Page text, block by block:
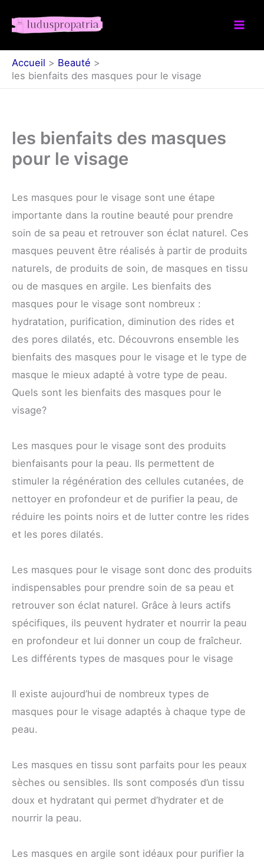
Accueil
Beauté
les bienfaits des masques pour le visage
les bienfaits des masques
pour le visage
Les masques pour le visage sont une étape
importante dans la routine beauté pour prendre
soin de sa peau et retrouver son éclat naturel. Ces
masques peuvent être réalisés à partir de produits
naturels, de produits de soin, de masques en tissu
ou de masques en argile. Les bienfaits des
masques pour le visage sont nombreux :
hydratation, purification, diminution des rides et
des pores dilatés, etc. Découvrons ensemble les
bienfaits des masques pour le visage et le type de
masque le mieux adapté à votre type de peau.
Quels sont les bienfaits des masques pour le
visage?
Les masques pour le visage sont des produits
bienfaisants pour la peau. Ils permettent de
stimuler la régénération des cellules cutanées, de
nettoyer en profondeur et de purifier la peau, de
réduire les points noirs et de lutter contre les rides
et les pores dilatés.
Les masques pour le visage sont donc des produits
indispensables pour prendre soin de sa peau et
retrouver son éclat naturel. Grâce à leurs actifs
spécifiques, ils peuvent hydrater et nourrir la peau
en profondeur et lui donner un coup de fraîcheur.
Les différents types de masques pour le visage
Il existe aujourd’hui de nombreux types de
masques pour le visage adaptés à chaque type de
peau.
Les masques en tissu sont parfaits pour les peaux
sèches ou sensibles. Ils sont composés d’un tissu
doux et hydratant qui permet d’hydrater et de
nourrir la peau.
Les masques en argile sont idéaux pour purifier la